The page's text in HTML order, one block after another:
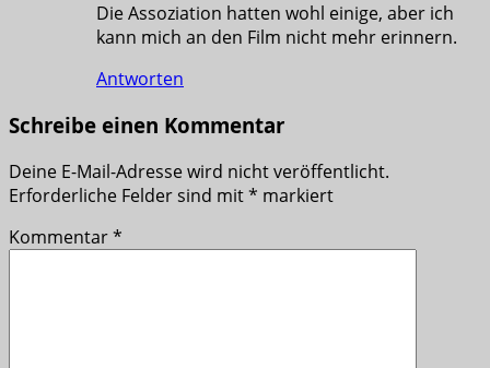
Die Assoziation hatten wohl einige, aber ich
kann mich an den Film nicht mehr erinnern.
Antworten
Schreibe einen Kommentar
Deine E-Mail-Adresse wird nicht veröffentlicht.
Erforderliche Felder sind mit* markiert
Kommentar*